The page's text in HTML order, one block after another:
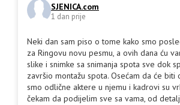
SJENICA.com
1 dan prije
Neki dan sam piso o tome kako smo
za Ringovu novu pesmu, a ovih dana ću
slike i snimke sa snimanja spota sve dok
završio montažu spota. Osećam da će biti
smo odlične aktere u njemu i kadrovi su
čekam da podijelim sve sa vama, od